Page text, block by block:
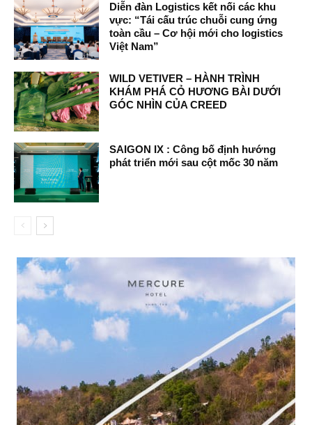
Diễn đàn Logistics kết nối các khu
vực: “Tái cấu trúc chuỗi cung ứng
toàn cầu – Cơ hội mới cho logistics
Việt Nam”
WILD VETIVER – HÀNH TRÌNH
KHÁM PHÁ CỎ HƯƠNG BÀI DƯỚI
GÓC NHÌN CỦA CREED
SAIGON IX : Công bố định hướng
phát triển mới sau cột mốc 30 năm